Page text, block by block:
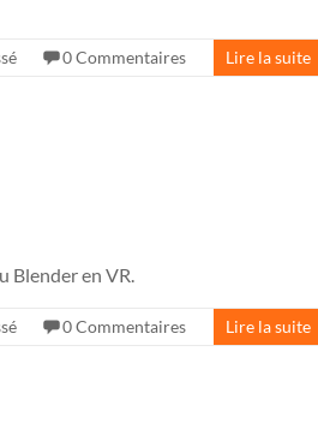
0 Commentaires Lire la suite
Blender en VR.
0 Commentaires Lire la suite